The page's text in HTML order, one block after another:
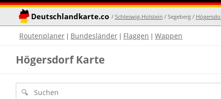
Deutschlandkarte.co / Schleswig-Holstein / Segeberg /
Routenplaner | Bundesländer | Flaggen | Wappen
Högersdorf Karte